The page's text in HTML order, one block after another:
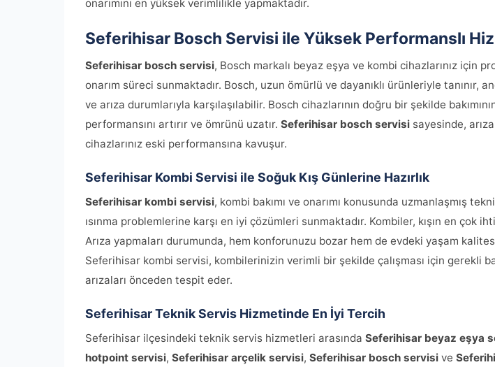
onarımını en yüksek verimlilikle yapmaktadır.
Seferihisar Bosch Servisi ile Yüksek Performanslı
Seferihisar bosch servisi, Bosch markalı beyaz eşya ve kombi cihazlarınız için
onarım süreci sunmaktadır. Bosch, uzun ömürlü ve dayanıklı ürünleriyle tanınır,
ve arıza durumlarıyla karşılaşılabilir. Bosch cihazlarının doğru bir şekilde
performansını artırır ve ömrünü uzatır. Seferihisar bosch servisi sayesinde,
cihazlarınız eski performansına kavuşur.
Seferihisar Kombi Servisi ile Soğuk Kış Günlerine Hazırlık
Seferihisar kombi servisi, kombi bakımı ve onarımı konusunda uzmanlaşmış
ısınma problemlerine karşı en iyi çözümleri sunmaktadır. Kombiler, kışın en çok
Arıza yapmaları durumunda, hem konforunuzu bozar hem de evdeki yaşam
Seferihisar kombi servisi, kombilerinizin verimli bir şekilde çalışması için gerekli
arızaları önceden tespit eder.
Seferihisar Teknik Servis Hizmetinde En İyi Tercih
Seferihisar ilçesindeki teknik servis hizmetleri arasında Seferihisar beyaz eşya
hotpoint servisi, Seferihisar arçelik servisi, Seferihisar bosch servisi ve